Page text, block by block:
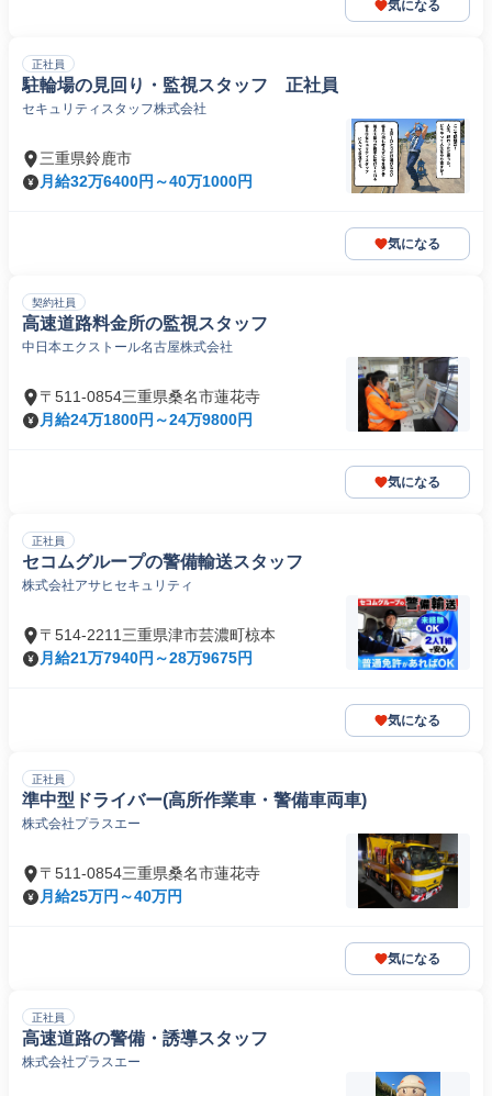
気になる
正社員
駐輪場の見回り・監視スタッフ 正社員
セキュリティスタッフ株式会社
三重県鈴鹿市
月給32万6400円～40万1000円
気になる
契約社員
高速道路料金所の監視スタッフ
中日本エクストール名古屋株式会社
〒511-0854三重県桑名市蓮花寺
月給24万1800円～24万9800円
気になる
正社員
セコムグループの警備輸送スタッフ
株式会社アサヒセキュリティ
〒514-2211三重県津市芸濃町椋本
月給21万7940円～28万9675円
気になる
正社員
準中型ドライバー(高所作業車・警備車両車)
株式会社プラスエー
〒511-0854三重県桑名市蓮花寺
月給25万円～40万円
気になる
正社員
高速道路の警備・誘導スタッフ
株式会社プラスエー